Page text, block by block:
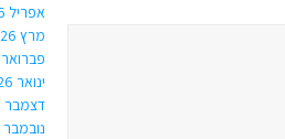
אפריל 2026
מרץ 2026
פברואר 2026
ינואר 2026
דצמבר 2025
נובמבר 2025